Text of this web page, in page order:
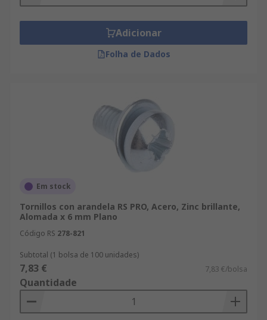
Herramientas completas, incluidos los
componentes de Fijaciones y Sujeciones y de
Tornillos y Pernos, simplemente hay que buscar
en la web o realizar una consulta con nuestro
departamento técnico. Nuestras marcas de
hasta Yahata Neji. RS permite realizar sus
pedidos de forma rápida y fácil, lo que le permite
navegar y refinar su búsqueda de Tornillos de
Cabeza Alomada, buscar los productos
disponibles por orden alfabético, por precio,
Adicionar
Folha de Dados
Em stock
Tornillos con arandela RS PRO, Acero, Zinc brillante,
Alomada x 6 mm Plano
Código RS 278-821
Subtotal (1 bolsa de 100 unidades)
7,83 € 7,83 €/bolsa
Quantidade